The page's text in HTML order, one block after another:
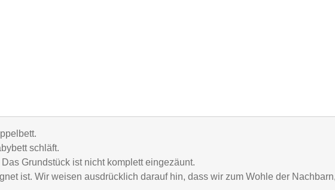
schläft.
Grundstück ist nicht komplett eingezäunt.
ist. Wir weisen ausdrücklich darauf hin, dass wir zum Wohle der